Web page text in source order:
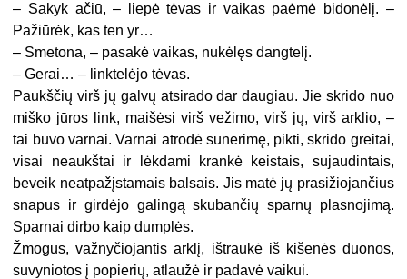
– Sakyk ačiū, – liepė tėvas ir vaikas paėmė bidonėlį. –
Pažiūrėk, kas ten yr…
– Smetona, – pasakė vaikas, nukėlęs dangtelį.
– Gerai… – linktelėjo tėvas.
Paukščių virš jų galvų atsirado dar daugiau. Jie skrido nuo
miško jūros link, maišėsi virš vežimo, virš jų, virš arklio, –
tai buvo varnai. Varnai atrodė sunerimę, pikti, skrido greitai,
visai neaukštai ir lėkdami krankė keistais, sujaudintais,
beveik neatpažįstamais balsais. Jis matė jų prasižiojančius
snapus ir girdėjo galingą skubančių sparnų plasnojimą.
Sparnai dirbo kaip dumplės.
Žmogus, važnyčiojantis arklį, ištraukė iš kišenės duonos,
suvyniotos į popierių, atlaužė ir padavė vaikui.